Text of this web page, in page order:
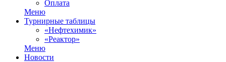
Оплата
Меню
Турнирные таблицы
«Нефтехимик»
«Реактор»
Меню
Новости